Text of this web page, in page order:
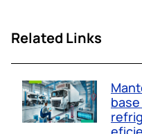
Related Links